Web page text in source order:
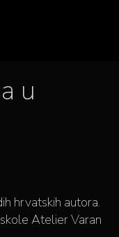
u
hrvatskih autora.
Atelier Varan